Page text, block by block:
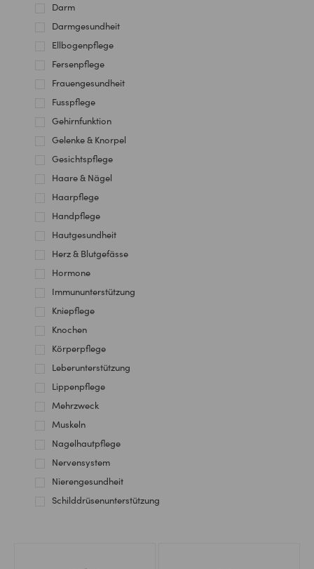
Darm
Darmgesundheit
Ellbogenpflege
Fersenpflege
Frauengesundheit
Fusspflege
Gehirnfunktion
Gelenke & Knorpel
Gesichtspflege
Haare & Nägel
Haarpflege
Handpflege
Hautgesundheit
Herz & Blutgefässe
Hormone
Immununterstützung
Kniepflege
Knochen
Körperpflege
Leberunterstützung
Lippenpflege
Mehrzweck
Muskeln
Nagelhautpflege
Nervensystem
Nierengesundheit
Schilddrüsenunterstützung